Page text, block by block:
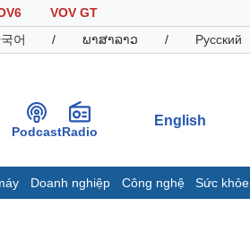
VOV GT
어 / ພາສາລາວ / Русский
PodcastRadio
English
Doanh nghiệp Công nghệ Sức khỏe